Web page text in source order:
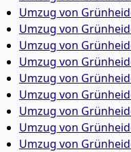
Umzug von
Umzug von
Umzug von
Umzug von
Umzug von
Umzug von
Umzug von
Umzug von
Umzug von